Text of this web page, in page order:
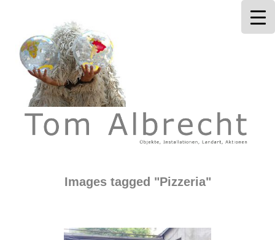
Tom Albrecht
Images tagged "Pizzeria"